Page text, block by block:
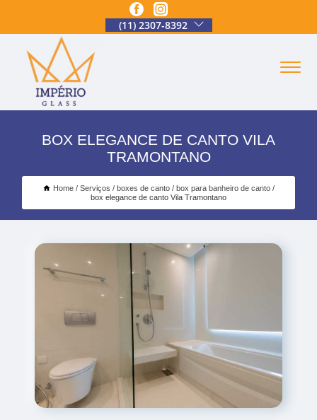
(11) 2307-8392
BOX ELEGANCE DE CANTO VILA
TRAMONTANO
Home Serviços boxes de canto
box para banheiro de canto
box elegance de canto Vila Tramontano